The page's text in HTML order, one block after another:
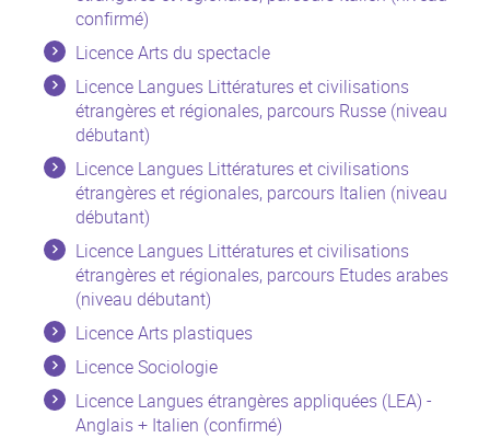
confirmé)
Licence Arts du spectacle
Licence Langues Littératures et civilisations
étrangères et régionales, parcours Russe (niveau
débutant)
Licence Langues Littératures et civilisations
étrangères et régionales, parcours Italien (niveau
débutant)
Licence Langues Littératures et civilisations
étrangères et régionales, parcours Etudes arabes
(niveau débutant)
Licence Arts plastiques
Licence Sociologie
Licence Langues étrangères appliquées (LEA) -
Anglais + Italien (confirmé)